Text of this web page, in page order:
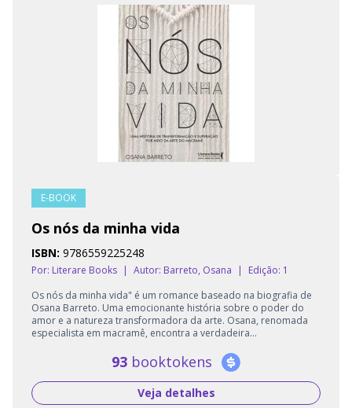
E-BOOK
Os nós da minha vida
ISBN: 9786559225248
Por: Literare Books | Autor: Barreto, Osana |
Edição: 1
Os nós da minha vida" é um romance baseado na biografia de
Osana Barreto. Uma emocionante história sobre o poder do
amor e a natureza transformadora da arte. Osana, renomada
especialista em macramê, encontra a verdadeira...
93 booktokens
Veja detalhes